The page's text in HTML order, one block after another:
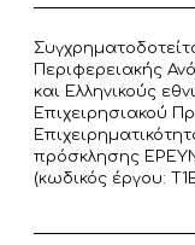
Περιφερειακής
και Ελληνικούς
Επιχειρησιακού
πρόσκλησης
(κωδικός έργου: